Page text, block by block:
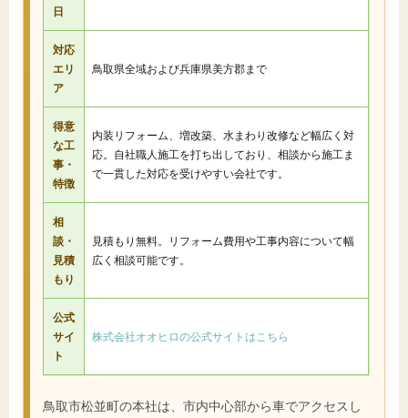
日
対応
エリ
ア
鳥取県全域および兵庫県美方郡まで
得意
な工
事・
特徴
内装リフォーム、増改築、水まわり改修など幅広く対
応。自社職人施工を打ち出しており、相談から施工ま
で一貫した対応を受けやすい会社です。
相
談・
見積
もり
見積もり無料。リフォーム費用や工事内容について幅
広く相談可能です。
公式
サイ
ト
株式会社オオヒロの公式サイトはこちら
鳥取市松並町の本社は、市内中心部から車でアクセスし